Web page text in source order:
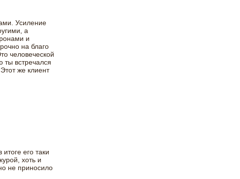
Усиление
а
и
на благо
человеческой
ты встречался
же клиент
его таки
хоть и
не приносило